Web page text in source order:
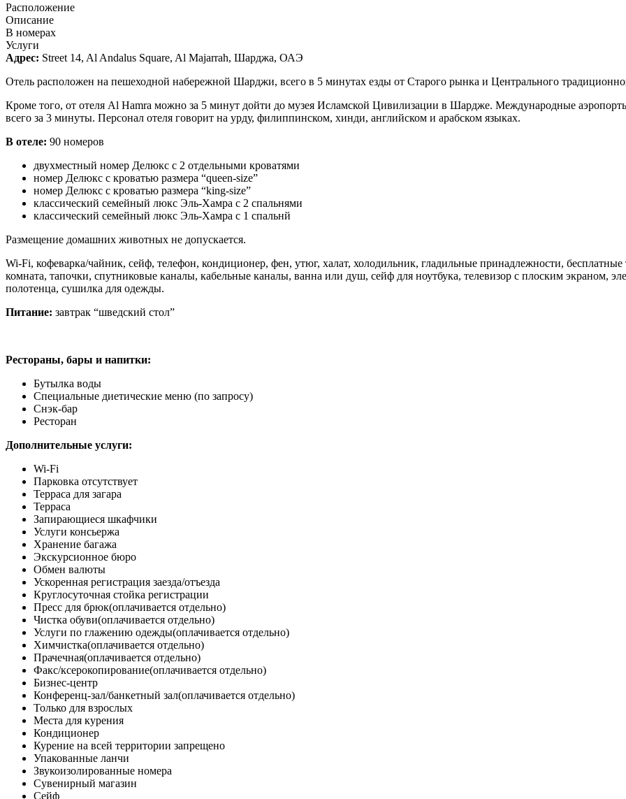
Расположение
Описание
В номерах
Услуги
Адрес: Street 14, Al Andalus Square, Al Majarrah, Шарджа, ОАЭ
Отель расположен на пешеходной набережной Шарджи, всего в 5 минутах езды от Старого рынка и Центрального
Кроме того, от отеля Al Hamra можно за 5 минут дойти до музея Исламской Цивилизации в Шардже. Международные
всего за 3 минуты. Персонал отеля говорит на урду, филиппинском, хинди, английском и арабском языках.
В отеле: 90 номеров
двухместный номер Делюкс с 2 отдельными кроватями
номер Делюкс с кроватью размера “queen-size”
номер Делюкс с кроватью размера “king-size”
классический семейный люкс Эль-Хамра с 2 спальнями
классический семейный люкс Эль-Хамра с 1 спальнй
Размещение домашних животных не допускается.
Wi-Fi, кофеварка/чайник, сейф, телефон, кондиционер, фен, утюг, халат, холодильник, гладильные принадлежности, бесплатные
комната, тапочки, спутниковые каналы, кабельные каналы, ванна или душ, сейф для ноутбука, телевизор с плоским экраном,
полотенца, сушилка для одежды.
Питание: завтрак “шведский стол”
Рестораны, бары и напитки:
Бутылка воды
Специальные диетические меню (по запросу)
Снэк-бар
Ресторан
Дополнительные услуги:
Wi-Fi
Парковка отсутствует
Терраса для загара
Терраса
Запирающиеся шкафчики
Услуги консьержа
Хранение багажа
Экскурсионное бюро
Обмен валюты
Ускоренная регистрация заезда/отъезда
Круглосуточная стойка регистрации
Пресс для брюк(оплачивается отдельно)
Чистка обуви(оплачивается отдельно)
Услуги по глажению одежды(оплачивается отдельно)
Химчистка(оплачивается отдельно)
Прачечная(оплачивается отдельно)
Факс/ксерокопирование(оплачивается отдельно)
Бизнес-центр
Конференц-зал/банкетный зал(оплачивается отдельно)
Только для взрослых
Места для курения
Кондиционер
Курение на всей территории запрещено
Упакованные ланчи
Звукоизолированные номера
Сувенирный магазин
Сейф